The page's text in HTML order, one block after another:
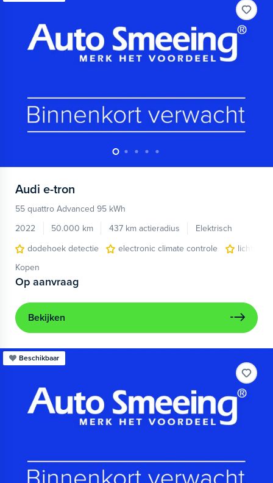
Audi e-tron
55 quattro Advanced 95 kWh
2022
50.000 km 437 km actieradius
Elektrisch
dodehoek detectie
electronic climate controle
Kopen
Op aanvraag
Bekijken
Beschikbaar